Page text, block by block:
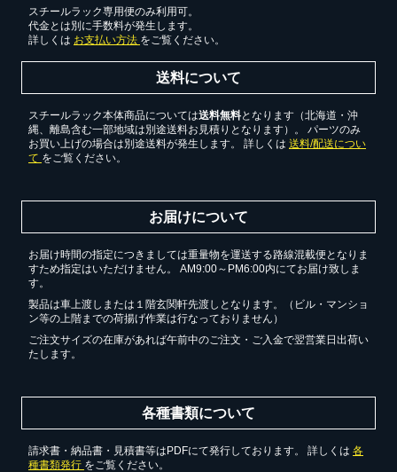
スチールラック専用便のみ利用可。
代金とは別に手数料が発生します。
詳しくは お支払い方法 をご覧ください。
送料について
スチールラック本体商品については送料無料となります（北海道・沖
縄、離島含む一部地域は別途送料お見積りとなります）。 パーツのみ
お買い上げの場合は別途送料が発生します。 詳しくは 送料/配送につい
て をご覧ください。
お届けについて
お届け時間の指定につきましては重量物を運送する路線混載便となりま
すため指定はいただけません。 AM9:00～PM6:00内にてお届け致しま
す。
製品は車上渡しまたは１階玄関軒先渡しとなります。（ビル・マンショ
ン等の上階までの荷揚げ作業は行なっておりません）
ご注文サイズの在庫があれば午前中のご注文・ご入金で翌営業日出荷い
たします。
各種書類について
請求書・納品書・見積書等はPDFにて発行しております。 詳しくは 各
種書類発行 をご覧ください。